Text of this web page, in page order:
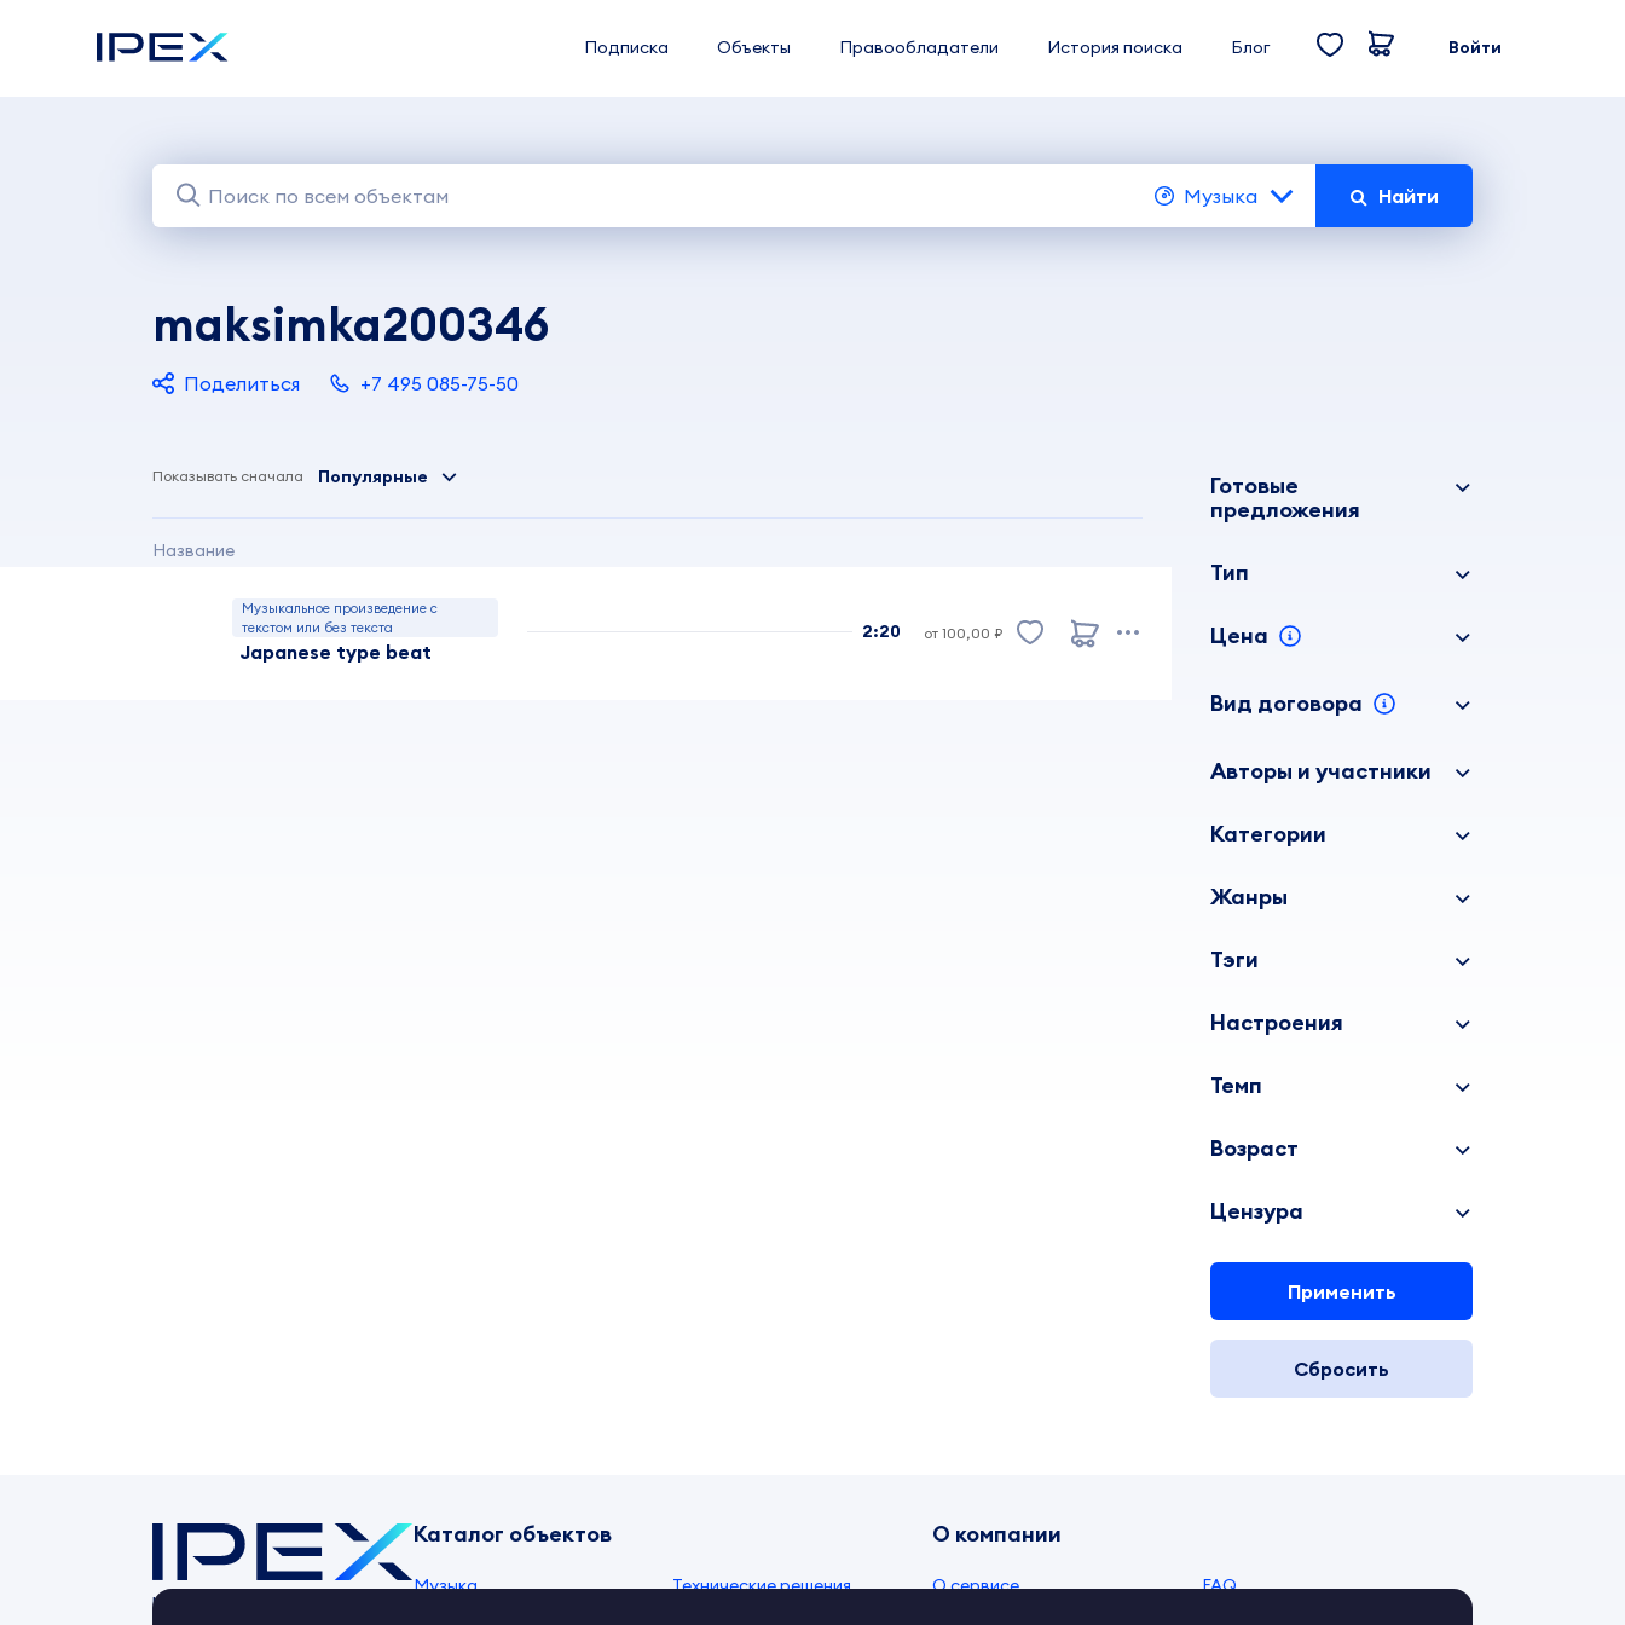
Подписка Объекты Правообладатели История поиска Блог Войти
Музыка Найти
maksimka200346
Поделиться +7 495 085-75-50
Показывать сначала Популярные
Название
Музыкальное произведение с
текстом или без текста
Japanese type beat
2:20 от 100,00 ₽
Готовые
предложения
Тип
Цена
Вид договора
Авторы и участники
Категории
Жанры
Тэги
Настроения
Темп
Возраст
Цензура
Применить
Сбросить
Контент-маркет
Каталог объектов
Музыка Технические решения
О компании
О сервисе FAQ